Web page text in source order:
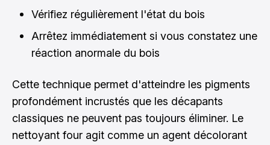
Vérifiez régulièrement l'état du bois
Arrêtez immédiatement si vous constatez une
réaction anormale du bois
Cette technique permet d'atteindre les pigments
profondément incrustés que les décapants
classiques ne peuvent pas toujours éliminer. Le
nettoyant four agit comme un agent décolorant